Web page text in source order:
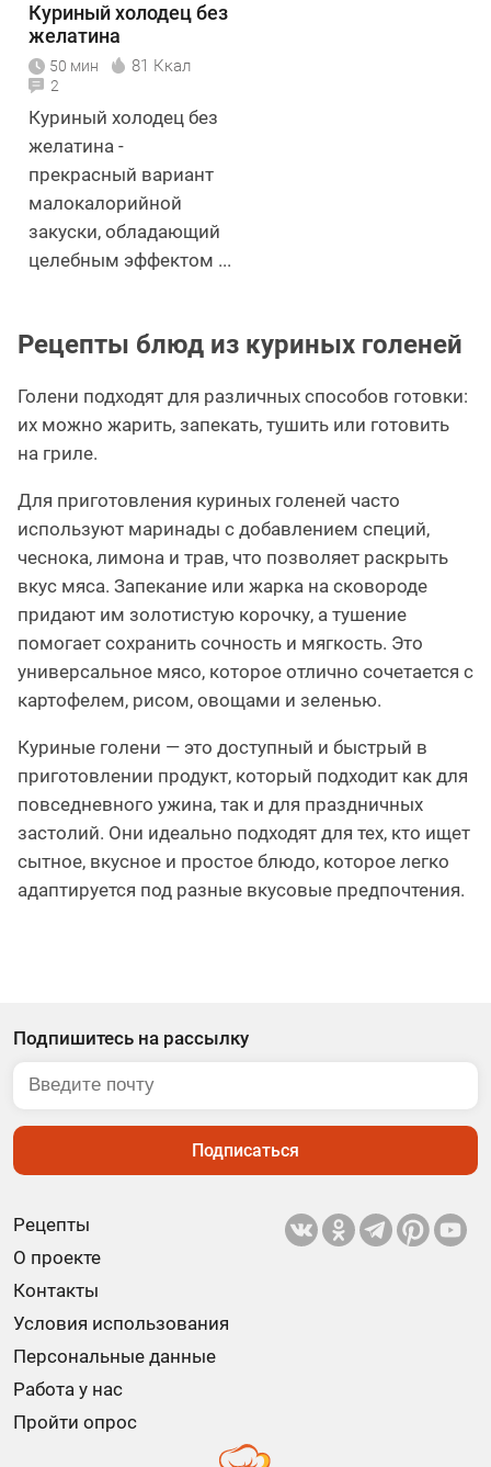
Куриный холодец без
желатина
50 мин 81 Ккал
2
Куриный холодец без
желатина -
прекрасный вариант
малокалорийной
закуски, обладающий
целебным эффектом ...
Рецепты блюд из куриных голеней
Голени подходят для различных способов готовки:
их можно жарить, запекать, тушить или готовить
на гриле.
Для приготовления куриных голеней часто
используют маринады с добавлением специй,
чеснока, лимона и трав, что позволяет раскрыть
вкус мяса. Запекание или жарка на сковороде
придают им золотистую корочку, а тушение
помогает сохранить сочность и мягкость. Это
универсальное мясо, которое отлично сочетается с
картофелем, рисом, овощами и зеленью.
Куриные голени — это доступный и быстрый в
приготовлении продукт, который подходит как для
повседневного ужина, так и для праздничных
застолий. Они идеально подходят для тех, кто ищет
сытное, вкусное и простое блюдо, которое легко
адаптируется под разные вкусовые предпочтения.
Рецепты
О проекте
Контакты
Условия использования
Персональные данные
Работа у нас
Пройти опрос
Подпишитесь на рассылку
Подписаться